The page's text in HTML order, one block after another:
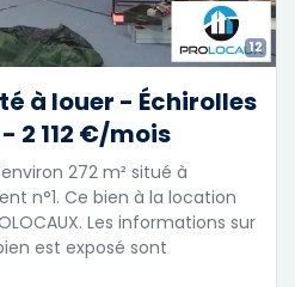
12
à louer - Échirolles
2 112 €/mois
272 m² situé à
n°1. Ce bien à la location
Les informations sur
est exposé sont